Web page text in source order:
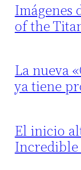
Imágenes
of the
La nueva
ya tiene
El inicio